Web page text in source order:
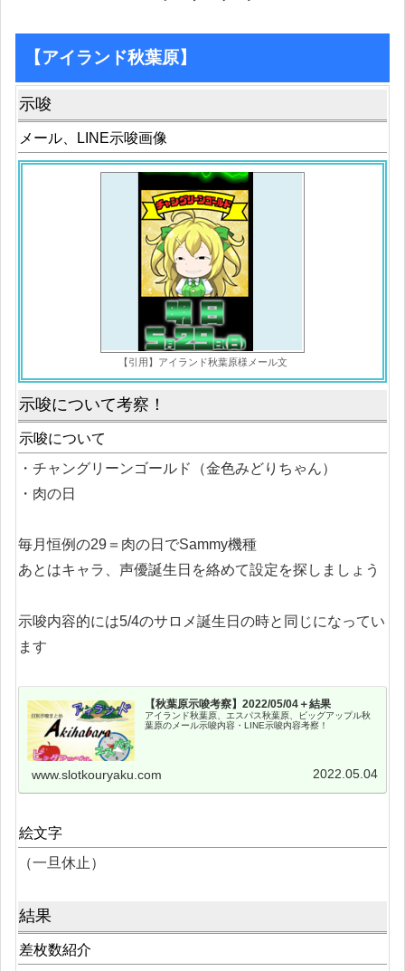
【アイランド秋葉原】
示唆
メール、LINE示唆画像
【引用】アイランド秋葉原様メール文
示唆について考察！
示唆について
・チャングリーンゴールド（金色みどりちゃん）
・肉の日
毎月恒例の29＝肉の日でSammy機種
あとはキャラ、声優誕生日を絡めて設定を探しましょう
示唆内容的には5/4のサロメ誕生日の時と同じになってい
ます
【秋葉原示唆考察】2022/05/04＋結果
アイランド秋葉原、エスパス秋葉原、ビッグアップル秋
葉原のメール示唆内容・LINE示唆内容考察！
www.slotkouryaku.com 2022.05.04
絵文字
（一旦休止）
結果
差枚数紹介